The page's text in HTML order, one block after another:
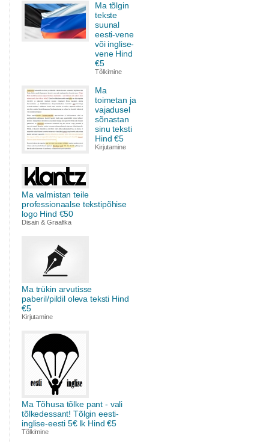
Ma tõlgin
tekste
suunal
eesti-vene
või inglise-
vene Hind
€5
Tõlkimine
Ma
toimetan ja
vajadusel
sõnastan
sinu teksti
Hind €5
Kirjutamine
Ma valmistan teile
professionaalse tekstipõhise
logo Hind €50
Disain & Graafika
Ma trükin arvutisse
paberil/pildil oleva teksti Hind
€5
Kirjutamine
Ma Tõhusa tõlke pant - vali
tõlkedessant! Tõlgin eesti-
inglise-eesti 5€ lk Hind €5
Tõlkimine